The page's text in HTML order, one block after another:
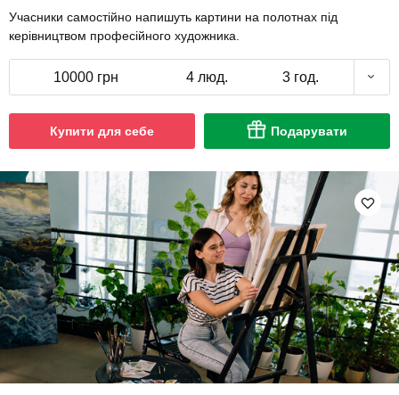
Учасники самостійно напишуть картини на полотнах під
керівництвом професійного художника.
10000 грн 4 люд. 3 год.
Купити для себе Подарувати